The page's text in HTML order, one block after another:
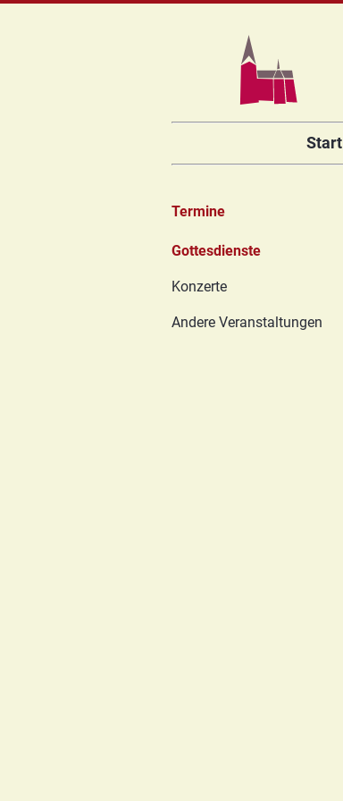
überspringen
Start
Termine
Navigation
Gottesdienste
Konzerte
Andere Veranstaltungen